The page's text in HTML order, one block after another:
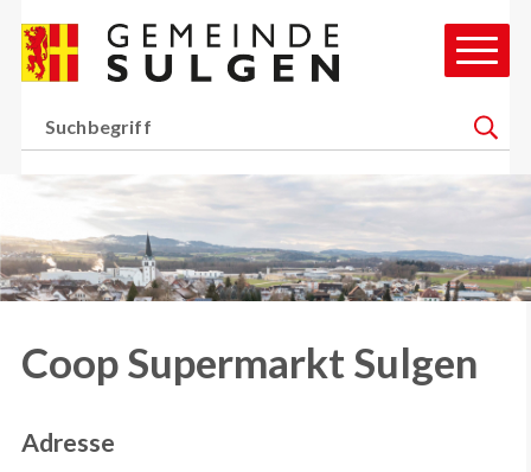
Navigieren in Gemeinde
Suchbegriff
Suche
Coop Supermarkt Sulgen
Adresse